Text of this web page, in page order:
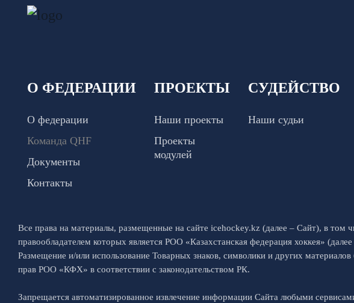
О ФЕДЕРАЦИИ
О федерации
Команда QHF
Документы
Контакты
ПРОЕКТЫ
Наши проекты
Проекты
модулей
СУДЕЙСТВО
Наши судьи
Все права на материалы, размещенные на сайте icehockey.kz (далее – Сайт), в том
правообладателем которых является РОО «Казахстанская федерация хоккея»
Размещение и/или использование Товарных знаков, символики и других
прав РОО «КФХ» в соответствии с законодательством РК.
Запрещается автоматизированное извлечение информации Сайта любыми